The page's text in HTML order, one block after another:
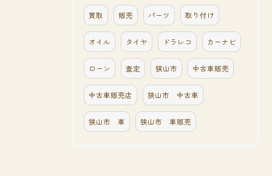
買取 販売 パーツ 取り付け
オイル タイヤ ドラレコ カーナビ
ローン 査定 狭山市 中古車販売
中古車販売店 狭山市 中古車
狭山市 車 狭山市 車販売